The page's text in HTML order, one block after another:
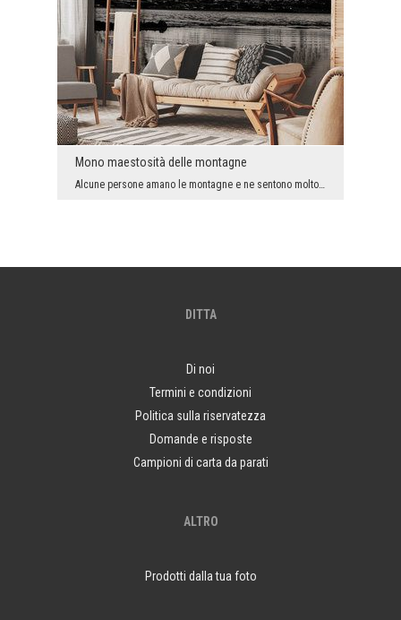
Mono maestosità delle montagne
Alcune persone amano le montagne e ne sentono molto la mancanza quando non possono prendersi il t...
DITTA
Di noi
Termini e condizioni
Politica sulla riservatezza
Domande e risposte
Campioni di carta da parati
ALTRO
Prodotti dalla tua foto